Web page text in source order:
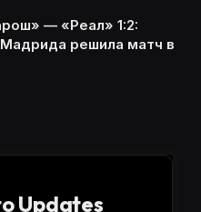
— «Реал» 1:2:
решила матч в
Updates